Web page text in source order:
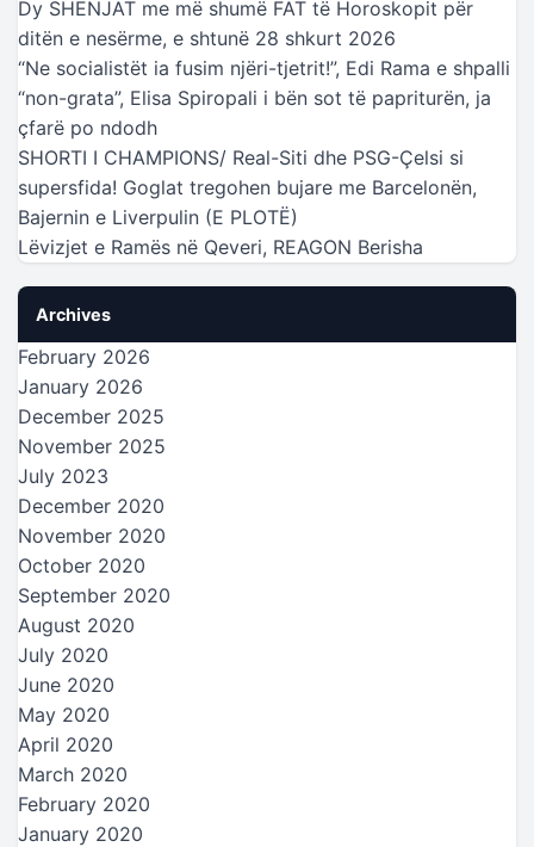
Dy SHENJAT me më shumë FAT të Horoskopit për
ditën e nesërme, e shtunë 28 shkurt 2026
“Ne socialistët ia fusim njëri-tjetrit!”, Edi Rama e shpalli
“non-grata”, Elisa Spiropali i bën sot të papriturën, ja
çfarë po ndodh
SHORTI I CHAMPIONS/ Real-Siti dhe PSG-Çelsi si
supersfida! Goglat tregohen bujare me Barcelonën,
Bajernin e Liverpulin (E PLOTË)
Lëvizjet e Ramës në Qeveri, REAGON Berisha
Archives
February 2026
January 2026
December 2025
November 2025
July 2023
December 2020
November 2020
October 2020
September 2020
August 2020
July 2020
June 2020
May 2020
April 2020
March 2020
February 2020
January 2020